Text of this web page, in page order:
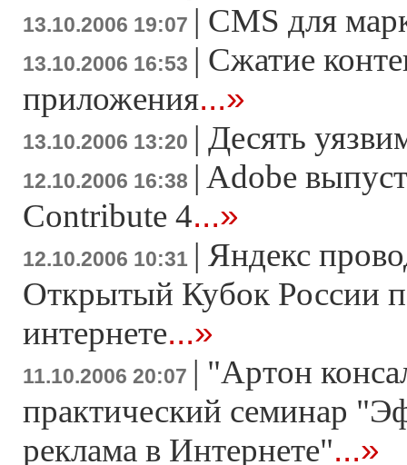
13.10.2006 19:07 | CMS для
13.10.2006 16:53 | Сжатие
приложения...»
13.10.2006 13:20 | Десять
12.10.2006 16:38 | Adobe
Contribute 4...»
12.10.2006 10:31 | Яндекс
Открытый Кубок Росcии
интернете...»
11.10.2006 20:07 | "Артон
практический семинар
реклама в Интернете"...»